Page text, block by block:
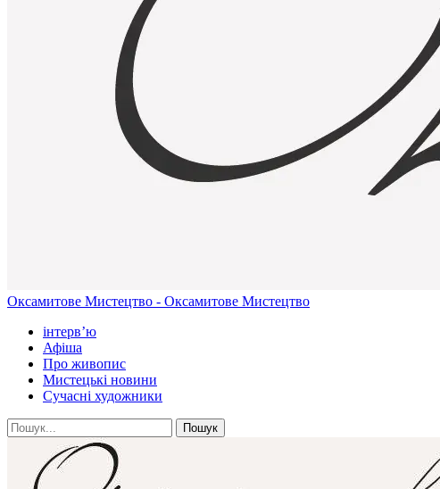
Оксамитове Мистецтво - Оксамитове Мистецтво
інтерв’ю
Афіша
Про живопис
Мистецькі новини
Сучасні художники